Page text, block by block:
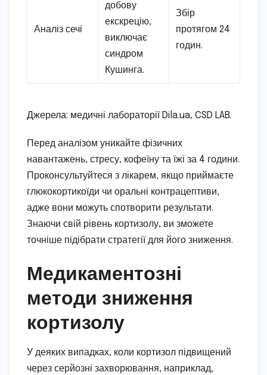
Аналіз сечі
добову
екскрецію,
виключає
синдром
Кушинга.
Збір
протягом 24
годин.
Джерела: медичні лабораторії Dila.ua, CSD LAB.
Перед аналізом уникайте фізичних
навантажень, стресу, кофеїну та їжі за 4 години.
Проконсультуйтеся з лікарем, якщо приймаєте
глюкокортикоїди чи оральні контрацептиви,
адже вони можуть спотворити результати.
Знаючи свій рівень кортизолу, ви зможете
точніше підібрати стратегії для його зниження.
Медикаментозні
методи зниження
кортизолу
У деяких випадках, коли кортизол підвищений
через серйозні захворювання, наприклад,